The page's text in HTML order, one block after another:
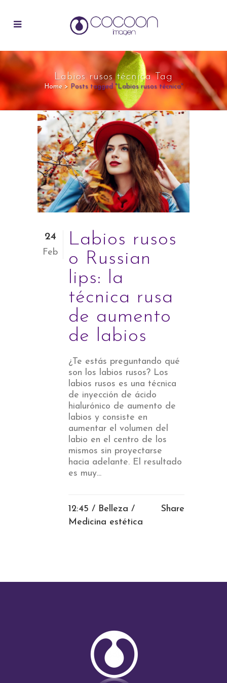
Labios rusos técnica Tag
Home> Posts tagged "Labios rusos técnica"
24
Feb
Labios rusos
o Russian
lips: la
técnica rusa
de aumento
de labios
¿Te estás preguntando qué
son los labios rusos? Los
labios rusos es una técnica
de inyección de ácido
hialurónico de aumento de
labios y consiste en
aumentar el volumen del
labio en el centro de los
mismos sin proyectarse
hacia adelante. El resultado
es muy...
12:45 / Belleza /
Medicina estética
Share